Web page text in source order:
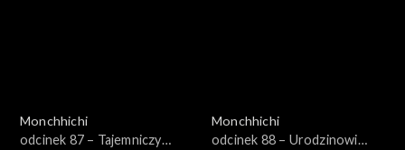
Monchhichi
odcinek 87 – Tajemniczy
Monchhichi
odcinek 88 – Urodzinowi